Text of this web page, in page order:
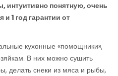
интуитивно понятную, очень
1 год гарантии от
кухонные «помощники»,
В них можно сушить
делать снеки из мяса и рыбы,